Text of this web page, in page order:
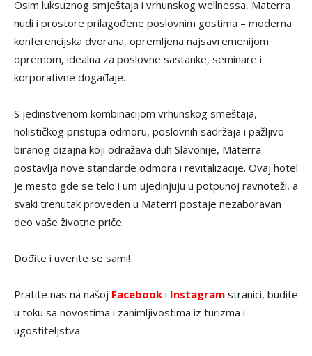
Osim luksuznog smještaja i vrhunskog wellnessa, Materra
nudi i prostore prilagođene poslovnim gostima – moderna
konferencijska dvorana, opremljena najsavremenijom
opremom, idealna za poslovne sastanke, seminare i
korporativne događaje.
S jedinstvenom kombinacijom vrhunskog smeštaja,
holističkog pristupa odmoru, poslovnih sadržaja i pažljivo
biranog dizajna koji odražava duh Slavonije, Materra
postavlja nove standarde odmora i revitalizacije. Ovaj hotel
je mesto gde se telo i um ujedinjuju u potpunoj ravnoteži, a
svaki trenutak proveden u Materri postaje nezaboravan
deo vaše životne priče.
Dođite i uverite se sami!
Pratite nas na našoj Facebook i Instagram stranici, budite
u toku sa novostima i zanimljivostima iz turizma i
ugostiteljstva.